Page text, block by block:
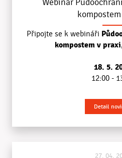
Webinář
Připojte se k webináři
kompostem v praxi
18. 5.
12:00 -
Detail
27. 04.